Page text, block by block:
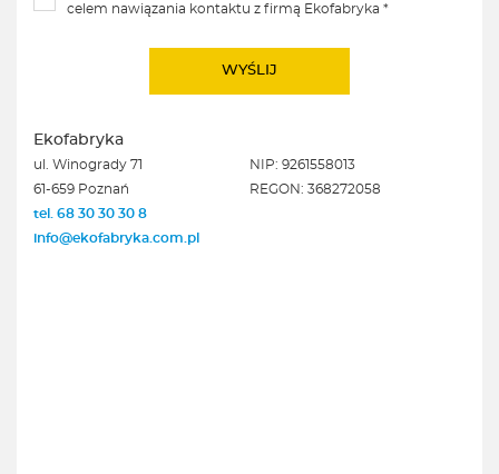
celem nawiązania kontaktu z firmą Ekofabryka *
Ekofabryka
ul. Winogrady 71
61-659 Poznań
tel. 68 30 30 30 8
info@ekofabryka.com.pl
NIP: 9261558013
REGON: 368272058